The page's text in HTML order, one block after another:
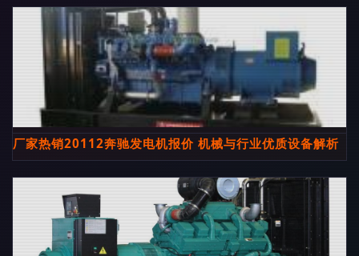
厂家热销20112奔驰发电机报价 机械与行业优质设备解析